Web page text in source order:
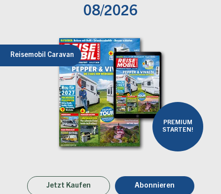
08/2026
Reisemobil Caravan
PREMIUM
STARTEN!
Jetzt Kaufen Abonnieren